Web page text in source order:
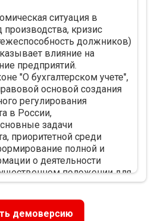
решения 31
36
ООО "Зара ХОМ СНГ" 36
52
Имитационного
55
для построения модели с
модели в
72
"Имитак" 84
ситуация в
кризис
должников)
влияние на
предприятий.
"О бухгалтерском учете",
основой создания
регулирования
в России,
задачи
приоритетной среди
полной и
о деятельности
положении для
пользователей-
инвесторов и т.п.
демоверсию